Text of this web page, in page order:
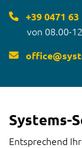
+39 0471 63
von 08.00-
office@
Systems-
Entsprechend